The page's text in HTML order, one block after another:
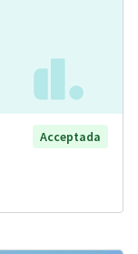
Acceptada